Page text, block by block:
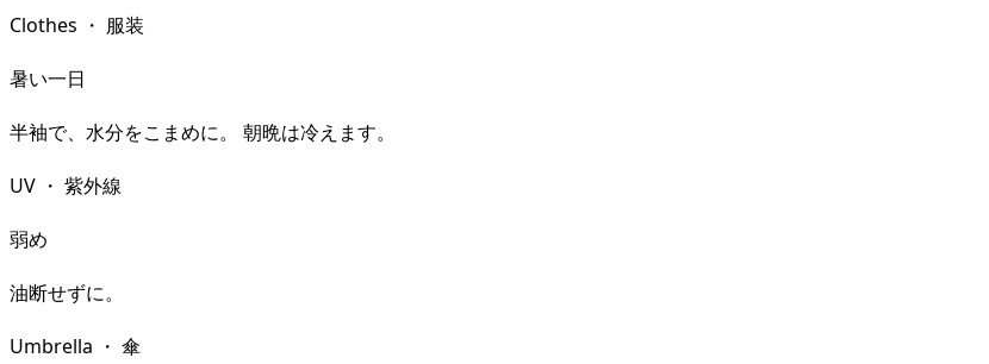
Clothes ・ 服装
暑い一日
半袖で、水分をこまめに。 朝晩は冷えます。
UV ・ 紫外線
弱め
油断せずに。
Umbrella ・ 傘